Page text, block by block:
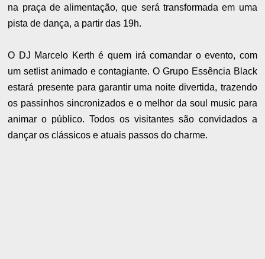
na praça de alimentação, que será transformada em uma
pista de dança, a partir das 19h.
O DJ Marcelo Kerth é quem irá comandar o evento, com
um setlist animado e contagiante. O Grupo Essência Black
estará presente para garantir uma noite divertida, trazendo
os passinhos sincronizados e o melhor da soul music para
animar o público. Todos os visitantes são convidados a
dançar os clássicos e atuais passos do charme.